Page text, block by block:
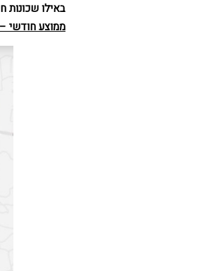
באילו שכונות חיפשו
ממוצע חודשי – כמות